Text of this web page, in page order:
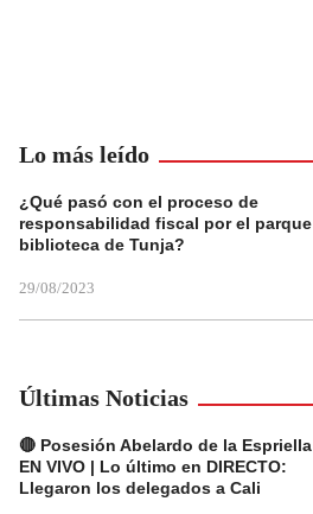
Lo más leído
¿Qué pasó con el proceso de
responsabilidad fiscal por el parque
biblioteca de Tunja?
29/08/2023
Últimas Noticias
🔴 Posesión Abelardo de la Espriella
EN VIVO | Lo último en DIRECTO:
Llegaron los delegados a Cali